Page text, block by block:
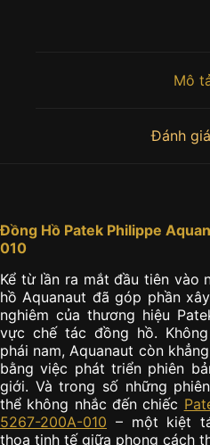
Mô
Đánh
Đồng Hồ Patek Philippe
010
Kể từ lần ra mắt đầu tiên vào
hồ Aquanaut đã góp phần
nghiêm của thương hiệu
vực chế tác đồng hồ.
phái nam, Aquanaut còn
bằng việc phát triển phiên
giới. Và trong số những
thể không nhắc đến chiếc
5267-200A-010 – một kiệt
thoa tinh tế giữa phong cách